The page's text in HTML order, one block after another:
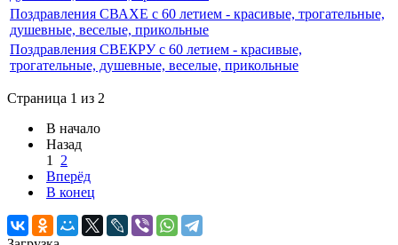
Поздравления СВАХЕ с 60 летием - красивые, трогательные,
душевные, веселые, прикольные
Поздравления СВЕКРУ с 60 летием - красивые,
трогательные, душевные, веселые, прикольные
Страница 1 из 2
В начало
Назад
1
2
Вперёд
В конец